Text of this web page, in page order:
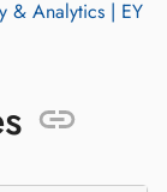
& Analytics | EY